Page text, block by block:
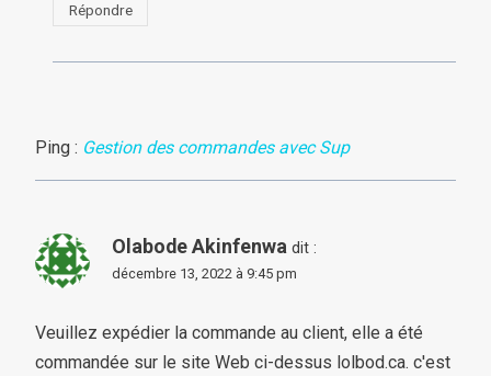
Répondre
Ping : Gestion des commandes avec Sup
Olabode Akinfenwa dit :
décembre 13, 2022 à 9:45 pm
Veuillez expédier la commande au client, elle a été
commandée sur le site Web ci-dessus lolbod.ca. c'est